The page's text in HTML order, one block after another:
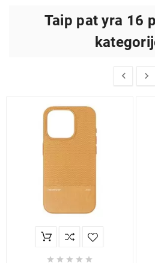
Taip pat yra 16
 
    